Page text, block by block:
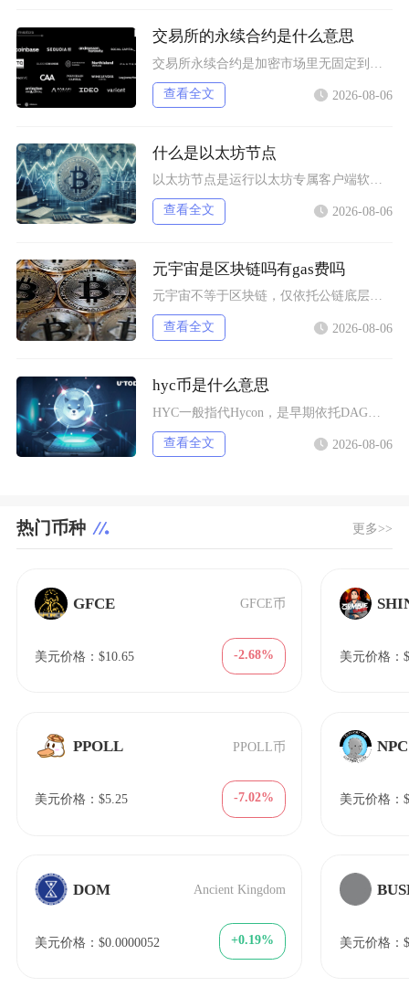
交易所的永续合约是什么意思
查看全文 2026-08-06
什么是以太坊节点
查看全文 2026-08-06
元宇宙是区块链吗有gas费吗
元宇宙不等于区块链，仅依托公链底层搭建资产体系的元宇宙项目会产生gas费，纯中心化运营的元
查看全文 2026-08-06
hyc币是什么意思
查看全文 2026-08-06
热门币种 更多>>
GFCE GFCE币
美元价格：$10.65 -2.68%
PPOLL PPOLL币
美元价格：$5.25 -7.02%
DOM Ancient Kingdom
美元价格：$0.0000052 +0.19%
美元价格：
NPC
美元价格：
美元价格：